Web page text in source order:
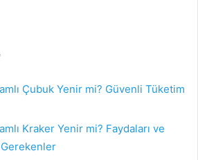
Çubuk Yenir mi? Güvenli Tüketim
Kraker Yenir mi? Faydaları ve